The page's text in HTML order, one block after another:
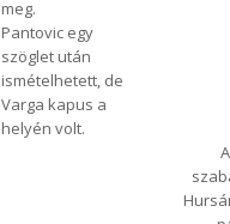
meg.
Pantovic egy
szöglet után
ismételhetett, de
Varga kapus a
helyén volt.